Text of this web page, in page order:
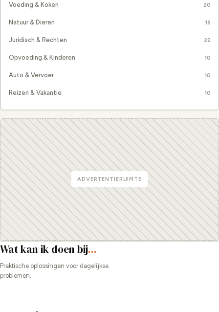
Voeding & Koken 20
Natuur & Dieren 15
Juridisch & Rechten 22
Opvoeding & Kinderen 10
Auto & Vervoer 10
Reizen & Vakantie 10
ADVERTENTIERUIMTE
Wat kan ik doen bij...
Praktische oplossingen voor dagelijkse
problemen.